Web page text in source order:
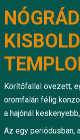
Körítőfallal övezett,
oromfalán félig
a hajónál
Az egy periódusban,